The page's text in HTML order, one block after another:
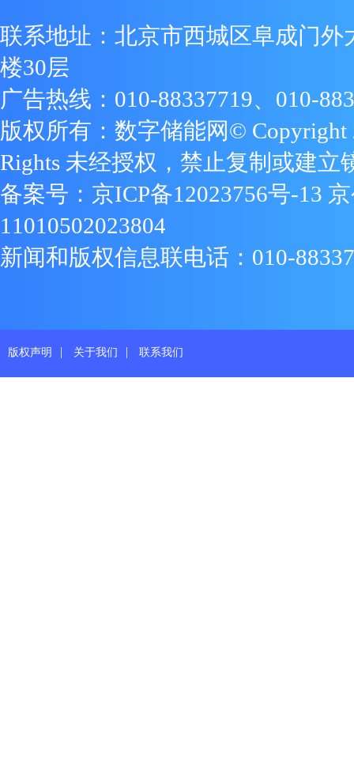
联系地址：北京市西城区阜成门外
楼30层
广告热线：010-88337719、010-
版权所有：数字储能网© Copyright
Rights 未经授权，禁止复制或建立
备案号： 京ICP备12023756号-13
11010502023804
新闻和版权信息联电话：010-
版权声明 | 关于我们 | 联系我们